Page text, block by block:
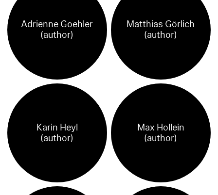
Adrienne Goehler
(author)
Matthias Görlich
(author)
Karin Heyl
(author)
Max Hollein
(author)